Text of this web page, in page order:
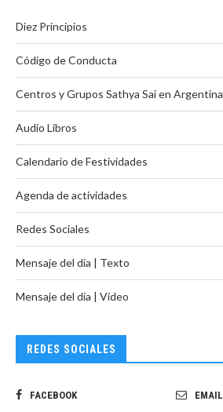
Diez Principios
Código de Conducta
Centros y Grupos Sathya Sai en Argentina
Audio Libros
Calendario de Festividades
Agenda de actividades
Redes Sociales
Mensaje del día | Texto
Mensaje del día | Video
REDES SOCIALES
FACEBOOK EMAIL